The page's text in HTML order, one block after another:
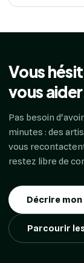
Vous
vous
Pas besoin
minutes : des
vous
restez libre de
Décrire
Parcourir